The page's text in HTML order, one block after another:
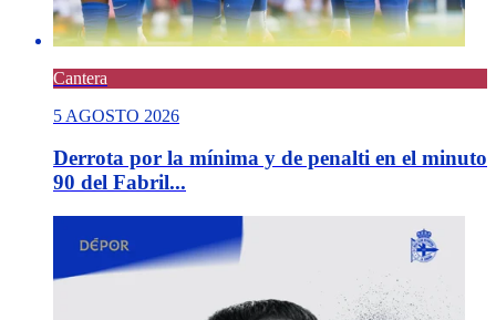
Cantera
5 AGOSTO 2026
Derrota por la mínima y de penalti en el minuto
90 del Fabril...